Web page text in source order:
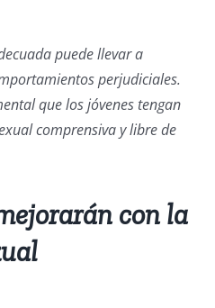
puede llevar a
perjudiciales.
que los jóvenes tengan
comprensiva y libre de
con la